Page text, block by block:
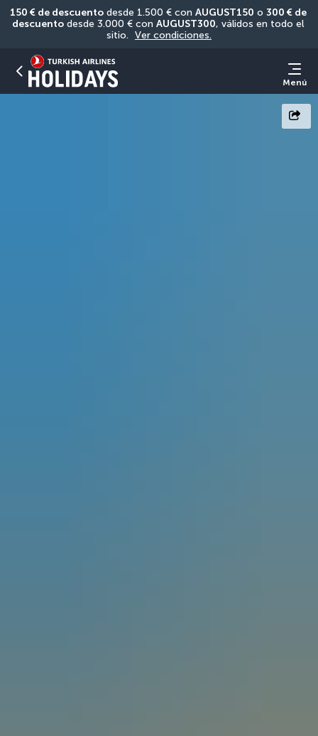
150 € de descuento desde 1.500 € con AUGUST150 o 300 € de
descuento desde 3.000 € con AUGUST300, válidos en todo el
sitio. Ver condiciones.
Menú